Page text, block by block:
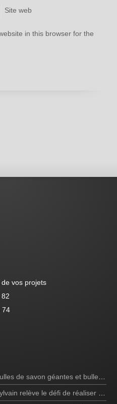
Site web
in this browser for the
vos projets
74
de savon géantes et bulles bleues
relève le défi de réaliser une bulle de savon carrée à la télévision!